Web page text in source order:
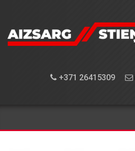
+371 26415309
AIZSARGSTIEŅU
APRĪKOJUMA
PIEGĀDE